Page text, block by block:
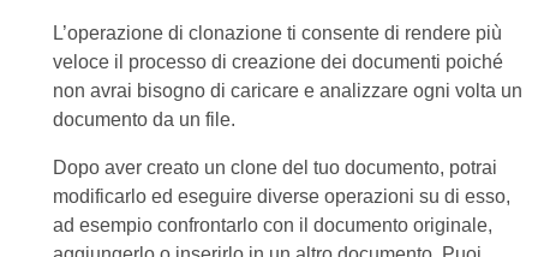
L’operazione di clonazione ti consente di rendere più
veloce il processo di creazione dei documenti poiché
non avrai bisogno di caricare e analizzare ogni volta un
documento da un file.
Dopo aver creato un clone del tuo documento, potrai
modificarlo ed eseguire diverse operazioni su di esso,
ad esempio confrontarlo con il documento originale,